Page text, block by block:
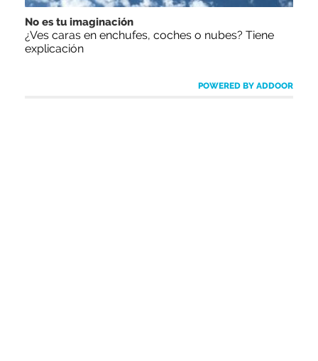
No es tu imaginación
¿Ves caras en enchufes, coches o nubes? Tiene
explicación
POWERED BY ADDOOR